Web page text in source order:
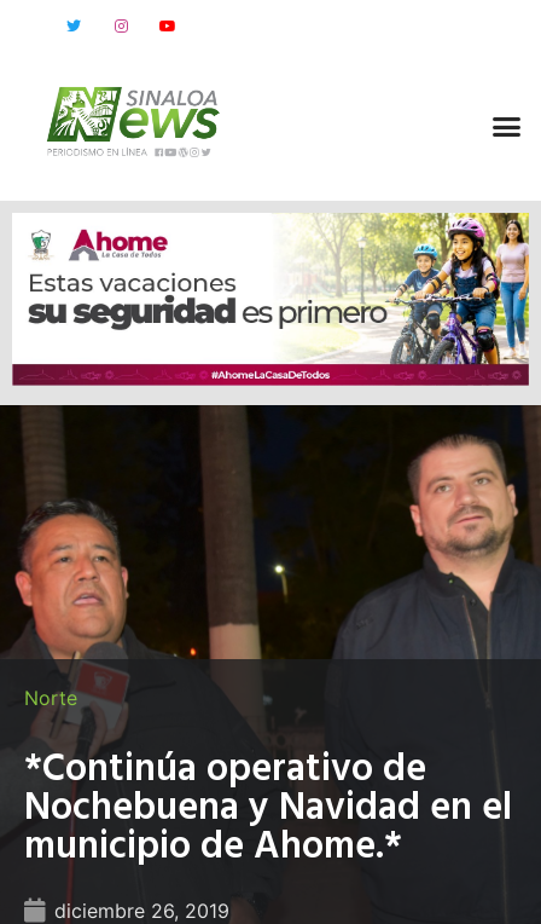
Norte
*Continúa operativo de
Nochebuena y Navidad en el
municipio de Ahome.*
diciembre 26, 2019